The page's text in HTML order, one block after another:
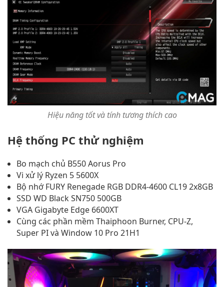
Hiệu năng tốt và tính tương thích cao
Hệ thống PC thử nghiệm
Bo mạch chủ B550 Aorus Pro
Vi xử lý Ryzen 5 5600X
Bộ nhớ FURY Renegade RGB DDR4-4600 CL19 2x8GB
SSD WD Black SN750 500GB
VGA Gigabyte Edge 6600XT
Cùng các phần mềm Thaiphoon Burner, CPU-Z,
Super PI và Window 10 Pro 21H1